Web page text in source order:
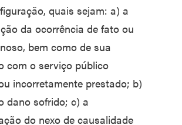
quais sejam: a) a
da ocorrência de fato ou
bem como de sua
com o serviço público
incorretamente prestado; b)
dano sofrido; c) a
do nexo de causalidade